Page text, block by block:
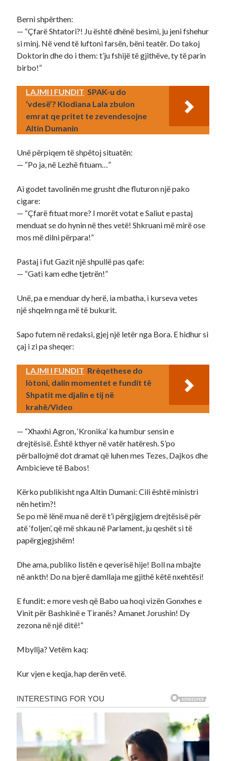
Berni shpërthen:
— “Çfarë Shtatori?! Ju është dhënë besimi, ju jeni fshehur
si minj. Në vend të luftoni farsën, bëni teatër. Do takoj
Doktorin dhe do i them: t’ju fshijë të gjithëve, ty të parin
birbo!”
LAJMI I FUNDIT SPAK-u do
‘vdesë’? Klodiana Lala zbulon
emrat qe pritet te zevendesojne
Altin Dumanin
Unë përpiqem të shpëtoj situatën:
— “Po ja, në Lezhë fituam…”
Ai godet tavolinën me grusht dhe fluturon një pako
cigare:
— “Çfarë fituat more? I morët votat e Saliut e pastaj
menduat se do hynin në thes vetë! Shkruani më mirë ose
mos më dilni përpara!”
Pastaj i fut Gazit një shpullë pas qafe:
— “Gati kam edhe tjetrën!”
Unë, pa e menduar dy herë, ia mbatha, i kurseva vetes
një shqelm nga më të bukurit.
Sapo futem në redaksi, gjej një letër nga Bora. E hidhur si
çaj i zi pa sheqer:
LAJMI I FUNDIT Rrèqethese do
lòtoni, dalin momentet e fundit të
Shpatit me djalin e tij në
krahë/Video
— “Xhaxhi Agron, ‘Kronika’ ka humbur sensin e
drejtësisë. Është kthyer në vatër hatëresh. S’po
përballojmë dot dramat që luhen mes Tezes, Dajkos dhe
Ambicieve të Babos!
Kërko publikisht nga Altin Dumani: Cili është ministri
nën hetim?!
Se po më lënë mua në derë t’i përgjigjem drejtësisë për
atë ‘foljen’, që më shkau në Parlament, ju qeshët si të
papërgjegjshëm!
Dhe ama, publiko listën e qeverisë hije! Boll na mbajte
në ankth! Do na bjerë damllaja me gjithë këtë nxehtësi!
E fundit: e more vesh që Babo ua hoqi vizën Gonxhes e
Vinit për Bashkinë e Tiranës? Amanet Jorushin! Dy
zezona në një ditë!”
Mbyllja? Vetëm kaq:
Kur vjen e keqja, hap derën vetë.